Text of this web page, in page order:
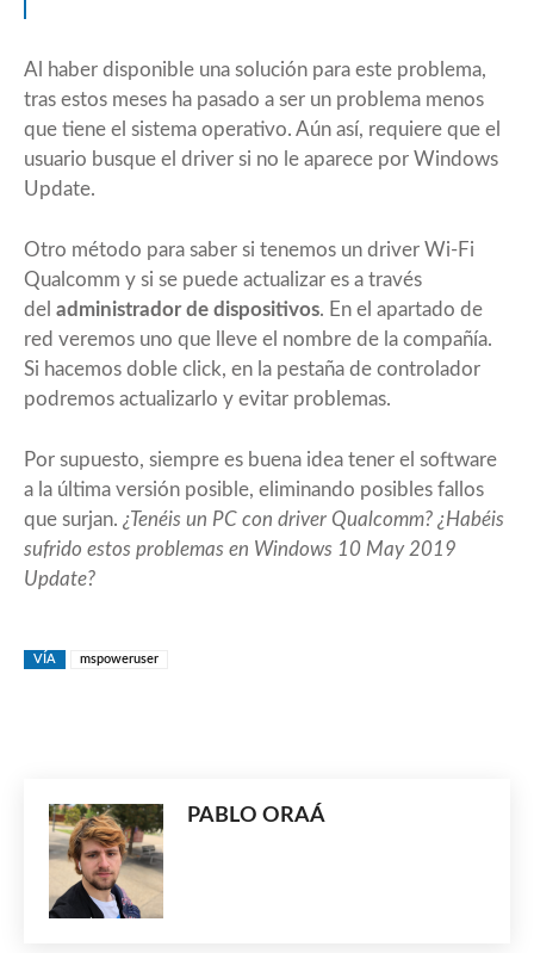
Al haber disponible una solución para este problema,
tras estos meses ha pasado a ser un problema menos
que tiene el sistema operativo. Aún así, requiere que el
usuario busque el driver si no le aparece por Windows
Update.
Otro método para saber si tenemos un driver Wi-Fi
Qualcomm y si se puede actualizar es a través
del administrador de dispositivos. En el apartado de
red veremos uno que lleve el nombre de la compañía.
Si hacemos doble click, en la pestaña de controlador
podremos actualizarlo y evitar problemas.
Por supuesto, siempre es buena idea tener el software
a la última versión posible, eliminando posibles fallos
que surjan. ¿Tenéis un PC con driver Qualcomm? ¿Habéis
sufrido estos problemas en Windows 10 May 2019
Update?
VÍA mspoweruser
PABLO ORAÁ